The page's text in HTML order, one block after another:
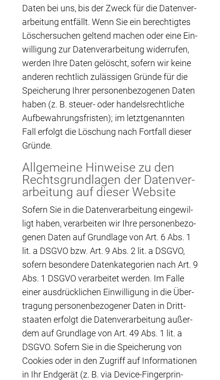
Daten bei uns, bis der Zweck für die Daten­ver­
ar­bei­tung ent­fällt. Wenn Sie ein berech­tig­tes
Löscher­su­chen gel­tend machen oder eine Ein­
wil­li­gung zur Daten­ver­ar­bei­tung wider­ru­fen,
wer­den Ihre Daten gelöscht, sofern wir kei­ne
ande­ren recht­lich zuläs­si­gen Grün­de für die
Spei­che­rung Ihrer per­so­nen­be­zo­ge­nen Daten
haben (z. B. steu­er- oder han­dels­recht­li­che
Auf­be­wah­rungs­fris­ten); im letzt­ge­nann­ten
Fall erfolgt die Löschung nach Fort­fall die­ser
Gründe.
All­ge­mei­ne Hin­wei­se zu den
Rechts­grund­la­gen der Daten­ver­
ar­bei­tung auf die­ser Website
Sofern Sie in die Daten­ver­ar­bei­tung ein­ge­wil­
ligt haben, ver­ar­bei­ten wir Ihre per­so­nen­be­zo­
ge­nen Daten auf Grund­la­ge von Art. 6 Abs. 1
lit. a DSGVO bzw. Art. 9 Abs. 2 lit. a DSGVO,
sofern beson­de­re Daten­ka­te­go­rien nach Art. 9
Abs. 1 DSGVO ver­ar­bei­tet wer­den. Im Fal­le
einer aus­drück­li­chen Ein­wil­li­gung in die Über­
tra­gung per­so­nen­be­zo­ge­ner Daten in Dritt­
staa­ten erfolgt die Daten­ver­ar­bei­tung außer­
dem auf Grund­la­ge von Art. 49 Abs. 1 lit. a
DSGVO. Sofern Sie in die Spei­che­rung von
Coo­kies oder in den Zugriff auf Infor­ma­tio­nen
in Ihr End­ge­rät (z. B. via Device-Fin­ger­prin­